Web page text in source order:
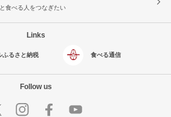
食べる人をつなぎたい
Links
ふるさと納税 食べる通信
Follow us